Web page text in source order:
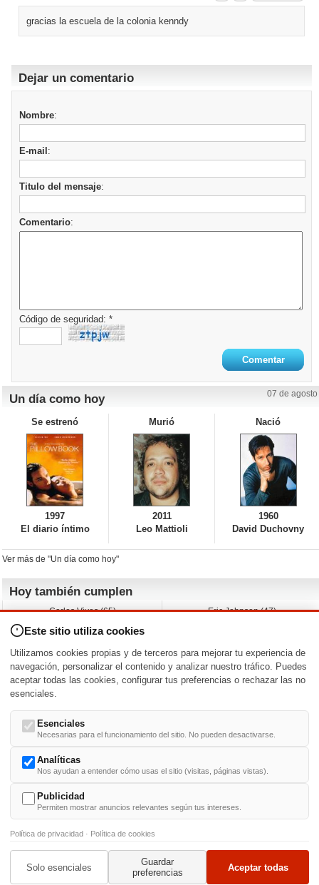
gracias la escuela de la colonia kenndy
Dejar un comentario
Nombre:
E-mail :
Titulo del mensaje:
Comentario:
Código de seguridad: *
Un día como hoy 07 de agosto
Se estrenó
1997
El diario íntimo
Murió
2011
Leo Mattioli
Nació
1960
David Duchovny
Ver más de "Un día como hoy"
Hoy también cumplen
Carlos Vives (65)
Nicholas Ray (-)
Charlize Theron (51)
Maggie Wheeler (65)
Eric Johnson (47)
Wayne Knight (71)
Michael Shannon (52)
Nacimientos y estrenos en la fecha
DD/MM /
-U- V- W- X - -
© 1999-2014. Todos los derechos reservados.Condiciones de uso
Este sitio utiliza cookies
Utilizamos cookies propias y de terceros para mejorar tu experiencia de
navegación, personalizar el contenido y analizar nuestro tráfico. Puedes
aceptar todas las cookies, configurar tus preferencias o rechazar las no
esenciales.
Esenciales
Necesarias para el funcionamiento del sitio. No pueden desactivarse.
Analíticas
Nos ayudan a entender cómo usas el sitio (visitas, páginas vistas).
Publicidad
Permiten mostrar anuncios relevantes según tus intereses.
Política de privacidad · Política de cookies
Solo esenciales
Guardar
preferencias
Aceptar todas